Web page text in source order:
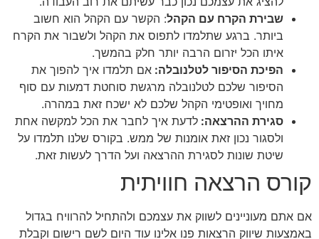
שבירת הקרח עם הקהל: הקשר עם הקהל הוא חשוב
ביותר. ברגע שתלמדו לתפוס את הקהל ולשבור את הקרח
איתו הכל יזרום הרבה יותר חלק בהמשך.
הפיכת הסיפור לטלנובלה: אם תלמדו איך להפוך את
הסיפור שלכם לטלנובלה מרגשת סוחטת דמעות עם סוף
מחויך ואופטימי הקהל שלכם לא ישכח זאת במהרה.
סגירת ההרצאה: לדעת איך לחבר את הכל למקשה אחת
ולסגור נכון זאת אומנות של ממש. בקורס שלנו תלמדו על
שיטת שונות לסגירת ההרצאה ועל הדרך לעשות זאת.
קורס הרצאה חוויתית
אם אתם מעוניינים לשווק את עצמכם ולהתחיל להרוויח בגדול
באמצעות שיווק הרצאות פנו אלינו עוד היום לשם רישום וקבלת